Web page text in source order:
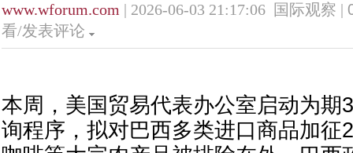
www.wforum.com | 2026-06-03 21:17:06 国际观察 |
看/发表评论
本周，美国贸易代表办公室启动为期
询程序，拟对巴西多类进口商品加征